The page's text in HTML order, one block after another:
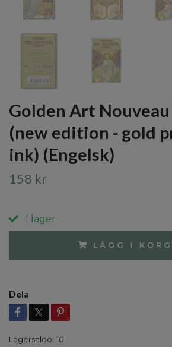
Golden Art
(new edition - gold
ink) (Engelsk)
158 kr
I lager
LÄGG I
Dela
Lagersaldo: 10